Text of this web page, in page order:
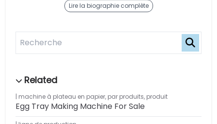
Lire la biographie complète
machine à plateau en papier, par produits, produit
Egg Tray Making Machine For Sale